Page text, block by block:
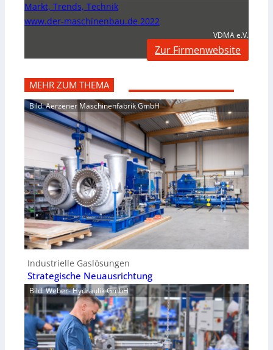
Markt, Trends, Technik
www.der-maschinenbau.de 2022
VDMA e.V.
Zur Firmenwebsite
MEHR ZUM THEMA
Bild: Aerzener Maschinenfabrik GmbH
Industrielle Gaslösungen
Strategische Neuausrichtung
Bild: Weber- Hydraulik GmbH